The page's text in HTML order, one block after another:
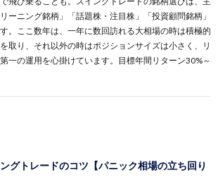
リーニング銘柄」 「話題株・注目株」
「投資顧問銘柄」
。ここ数年は、一年に数回訪れる大相場の時は積極的
取り、それ以外の時はポジションサイズは小さく、リ
一の運用を心掛けています。目標年間リターン30%～
グトレードのコツ【パニック相場の立ち回り